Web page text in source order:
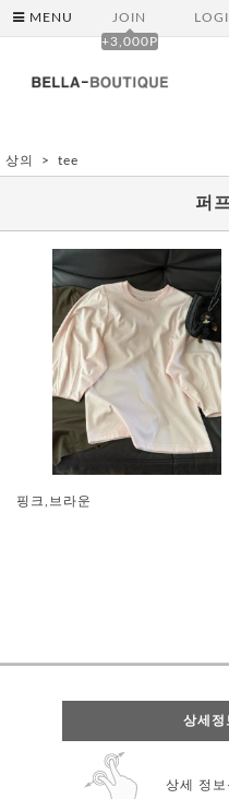
MENU
JOIN
+3,000P
상의 tee
퍼
핑크,브라운
상세정
상세 정보